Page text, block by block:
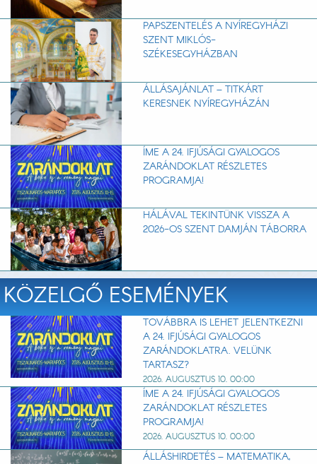
PAPSZENTELÉS A NYÍREGYHÁZI
SZENT MIKLÓS-
SZÉKESEGYHÁZBAN
ÁLLÁSAJÁNLAT – TITKÁRT
KERESNEK NYÍREGYHÁZÁN
ÍME A 24. IFJÚSÁGI GYALOGOS
ZARÁNDOKLAT RÉSZLETES
PROGRAMJA!
HÁLÁVAL TEKINTÜNK VISSZA A
2026-OS SZENT DAMJÁN TÁBORRA
KÖZELGŐ ESEMÉNYEK
TOVÁBBRA IS LEHET JELENTKEZNI
A 24. IFJÚSÁGI GYALOGOS
ZARÁNDOKLATRA. VELÜNK
TARTASZ?
2026. AUGUSZTUS 10. 00:00
ÍME A 24. IFJÚSÁGI GYALOGOS
ZARÁNDOKLAT RÉSZLETES
PROGRAMJA!
2026. AUGUSZTUS 10. 00:00
ÁLLÁSHIRDETÉS – MATEMATIKA,